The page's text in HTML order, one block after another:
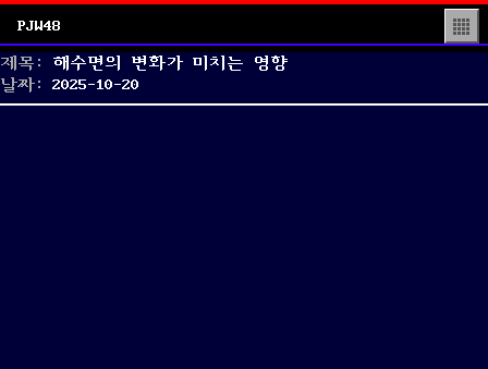
PJW48 ▒
제목:
해수면의 변화가 미치는 영향
날짜:
Posted
on
2025-10-20